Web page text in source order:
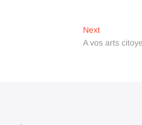
NextNext
post:
A vos arts